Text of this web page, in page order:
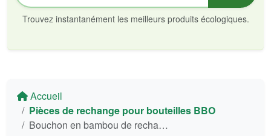
Trouvez instantanément les meilleurs produits écologiques.
Accueil
Pièces de rechange pour bouteilles BBO
Bouchon en bambou de rechange pour gourde Bbo14 Irisana